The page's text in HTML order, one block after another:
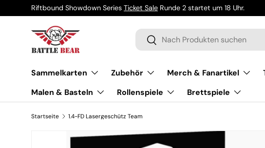
Direkt zum Inhalt
Riftbound Showdown Series Ticket Sale Runde 2 startet um 18 Uhr.
Suchen
Suchen
Sammelkarten Zubehör Merch & Fanartikel
Malen & Basteln
Rollenspiele Brettspiele
Startseite 1.4-FD Lasergeschütz Team